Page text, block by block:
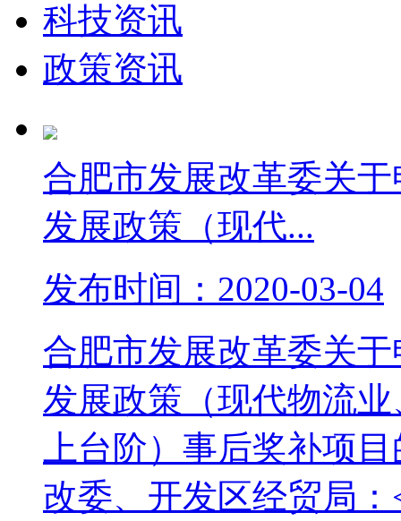
科技资讯
政策资讯
合肥市发展改革委关
发展政策（现代...
发布时间：2020-03-04
合肥市发展改革委关
发展政策（现代物流
上台阶）事后奖补项
改委、开发区经贸局